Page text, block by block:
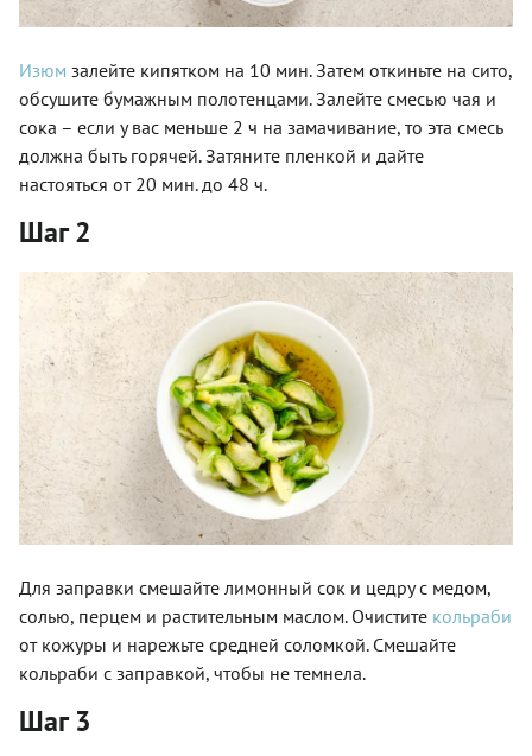
Изюм залейте кипятком на 10 мин. Затем откиньте на сито,
обсушите бумажным полотенцами. Залейте смесью чая и
сока – если у вас меньше 2 ч на замачивание, то эта смесь
должна быть горячей. Затяните пленкой и дайте
настояться от 20 мин. до 48 ч.
Шаг 2
Для заправки смешайте лимонный сок и цедру с медом,
солью, перцем и растительным маслом. Очистите кольраби
от кожуры и нарежьте средней соломкой. Смешайте
кольраби с заправкой, чтобы не темнела.
Шаг 3